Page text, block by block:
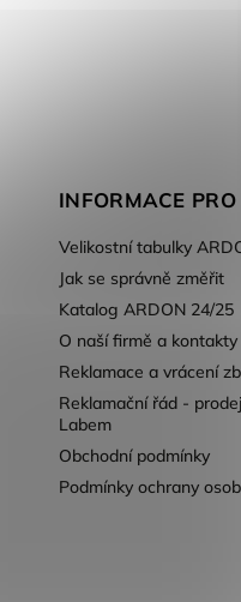
INFORMACE
Velikostní tabulky
Jak se správně změřit
Katalog ARDON 24/25
O naší firmě a kontakty
Reklamace a vrácení
Reklamační řád -
Labem
Obchodní podmínky
Podmínky ochrany